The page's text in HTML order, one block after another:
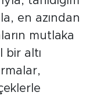
en azından
mutlaka
bir altı